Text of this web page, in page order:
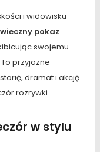
i widowisku
pokaz
swojemu
przyjazne
dramat i akcję
rozrywki.
w stylu